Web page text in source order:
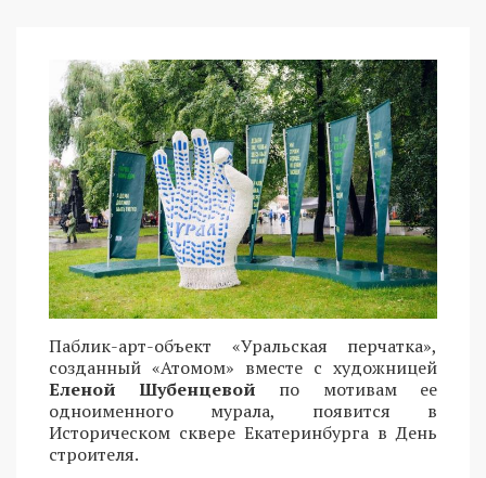
Паблик-арт-объект «Уральская перчатка»,
созданный «Атомом» вместе с художницей
Еленой Шубенцевой по мотивам ее
одноименного мурала, появится в
Историческом сквере Екатеринбурга в День
строителя.